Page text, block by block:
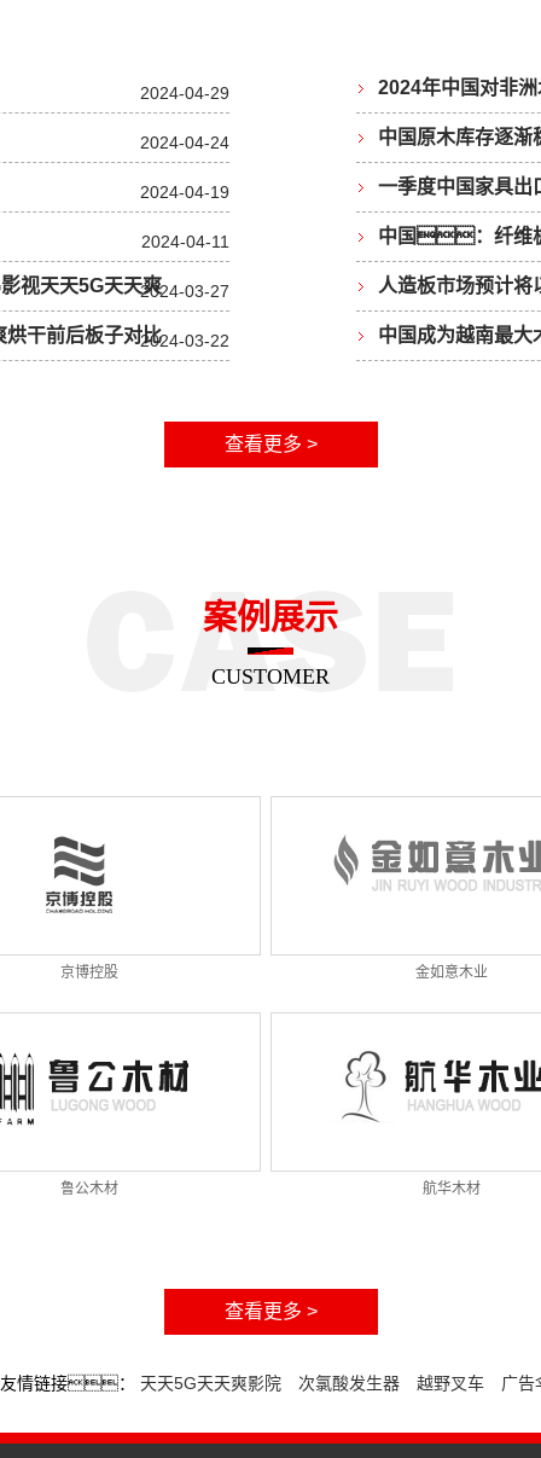
2024-04-29
2024-04-24
2024-04-19
2024-04-11
视天天5G天天爽2024-03-27
烘干前后板子对比2024-03-22
2024年中国对非
中国原木库存逐渐
一季度中国家具
中国：纤维
人造板市场预计
中国成为越南最大
查看更多 >
案例展示
CUSTOMER
京博控股 金如意木业
鲁公木材 航华木材
查看更多 >
友情链接： 天天5G天天爽影院 次氯酸发生器 越野叉车 广告